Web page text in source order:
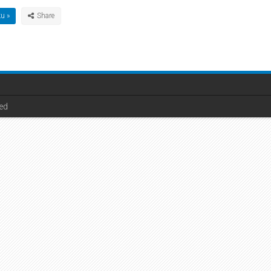
»